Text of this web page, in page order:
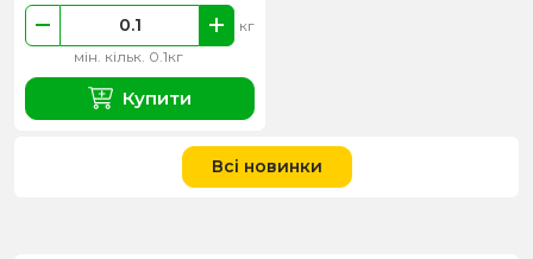
мін. кільк. 0.1кг
кг
Купити
Всі новинки